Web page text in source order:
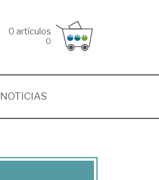
0 artículos
0
NOTICIAS